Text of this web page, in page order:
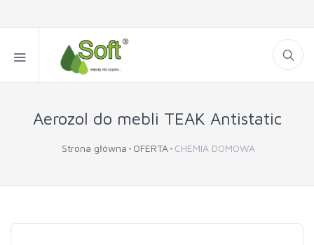
Aerozol do mebli TEAK Antistatic
Strona główna OFERTA CHEMIA DOMOWA